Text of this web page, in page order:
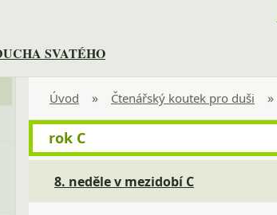
SVATÉHO
Úvod » Čtenářský koutek pro duši »
rok C
8. neděle v mezidobí C